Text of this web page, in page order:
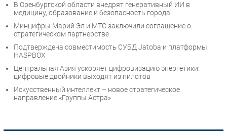
В Оренбургской области внедрят генеративный ИИ в
медицину, образование и безопасность города
Минцифры Марий Эл и МТС заключили соглашение о
стратегическом партнерстве
Подтверждена совместимость СУБД Jatoba и платформы
HASPBOX
Центральная Азия ускоряет цифровизацию энергетики:
цифровые двойники выходят из пилотов
Искусственный интеллект – новое стратегическое
направление «Группы Астра»